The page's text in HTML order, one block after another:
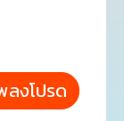
ลงโปรด